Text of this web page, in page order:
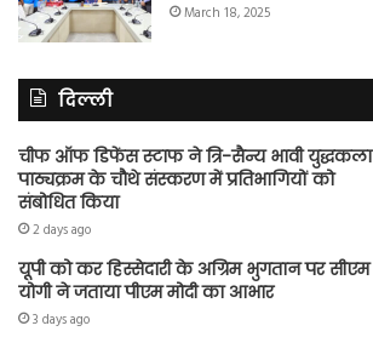
March 18, 2025
दिल्ली
चीफ ऑफ डिफेंस स्टाफ ने त्रि-सैन्य भावी युद्धकला
पाठ्यक्रम के चौथे संस्करण में प्रतिभागियों को
संबोधित किया
2 days ago
यूपी को कर हिस्सेदारी के अग्रिम भुगतान पर सीएम
योगी ने जताया पीएम मोदी का आभार
3 days ago